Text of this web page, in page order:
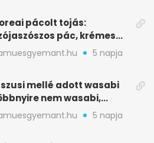
pácolt tojás:
pác, krémes
pár óra alatt5 napja
szusi mellé adott wasabi
nem wasabi,
fűszerkeverék5 napja